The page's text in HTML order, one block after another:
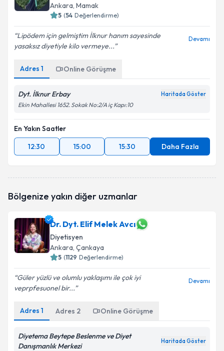
Ankara, Mamak
5 (54 Değerlendirme)
Lipödem için gelmiştim İlknur hanım sayesinde
yasaksız diyetiyle kilo vermeye...
Devamı
Adres 1 Online Görüşme
Dyt. İlknur Erbay Haritada Göster
Ekin Mahallesi 1652. Sokak No:2/A iç Kapı:10
En Yakın Saatler
12:30
15:00 15:30 Daha Fazla
Bölgenize yakın diğer uzmanlar
Dr. Dyt. Elif Melek Avcı
Diyetisyen
Ankara, Çankaya
5 (1129 Değerlendirme)
Güler yüzlü ve olumlu yaklaşımı ile çok iyi
veprpfesuonel bir...
Devamı
Adres 1 Adres 2 Online Görüşme
Diyetema Beytepe Beslenme ve Diyet
Danışmanlık Merkezi
Haritada Göster